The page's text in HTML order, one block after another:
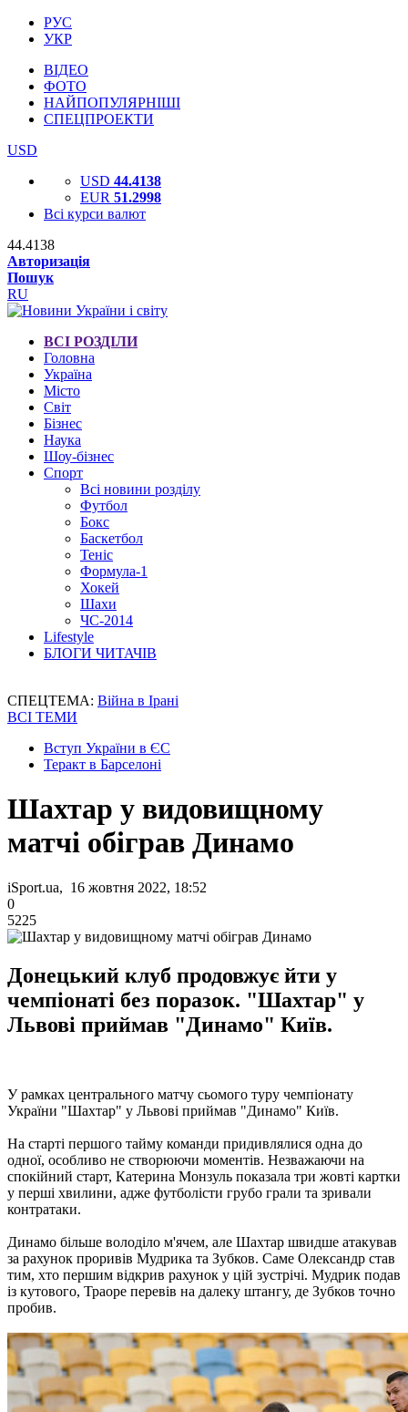
РУС
УКР
ВІДЕО
ФОТО
НАЙПОПУЛЯРНІШІ
СПЕЦПРОЕКТИ
USD
USD 44.4138
EUR 51.2998
Всі курси валют
44.4138
Авторизація
Пошук
RU
ВСІ РОЗДІЛИ
Головна
Україна
Місто
Світ
Бізнес
Наука
Шоу-бізнес
Спорт
Всі новини розділу
Футбол
Бокс
Баскетбол
Теніс
Формула-1
Хокей
Шахи
ЧС-2014
Lifestyle
БЛОГИ ЧИТАЧІВ
СПЕЦТЕМА: Війна в Ірані
ВСІ ТЕМИ
Вступ України в ЄС
Теракт в Барселоні
Шахтар у видовищному
матчі обіграв Динамо
iSport.ua, 16 жовтня 2022, 18:52
0
5225
Донецький клуб продовжує йти у
чемпіонаті без поразок. "Шахтар" у
Львові приймав "Динамо" Київ.
У рамках центрального матчу сьомого туру чемпіонату
України "Шахтар" у Львові приймав "Динамо" Київ.
На старті першого тайму команди придивлялися одна до
одної, особливо не створюючи моментів. Незважаючи на
спокійний старт, Катерина Монзуль показала три жовті картки
у перші хвилини, адже футболісти грубо грали та зривали
контратаки.
Динамо більше володіло м'ячем, але Шахтар швидше атакував
за рахунок проривів Мудрика та Зубков. Саме Олександр став
тим, хто першим відкрив рахунок у цій зустрічі. Мудрик подав
із кутового, Траоре перевів на далеку штангу, де Зубков точно
пробив.